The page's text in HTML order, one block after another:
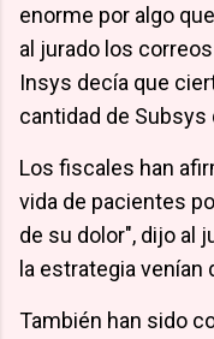
enorme por algo
al jurado los
Insys decía que
cantidad de Subsys
Los fiscales han
vida de pacientes
de su dolor", dijo al
la estrategia venían
También han sido